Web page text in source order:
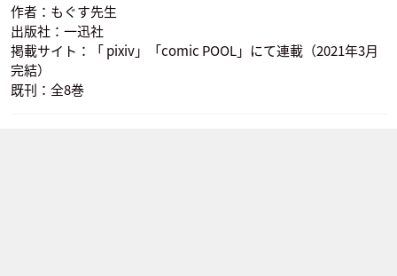
作者：もぐす先生
出版社：一迅社
掲載サイト：「 pixiv」「comic POOL」にて連載（2021年3月
完結）
既刊：全8巻